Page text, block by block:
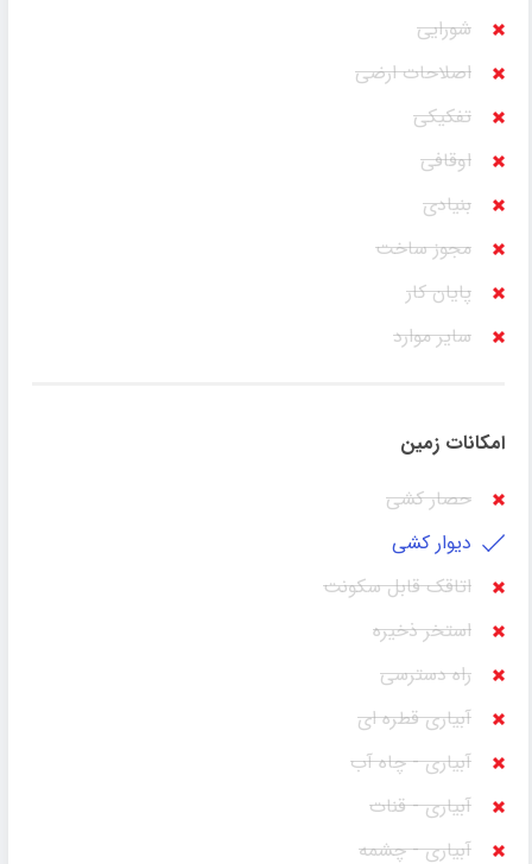
شورایی
اصلاحات ارضی
تفکیکی
اوقافی
بنیادی
مجوز ساخت
پایان کار
سایر موارد
امکانات زمین
حصار کشی
دیوار کشی
اتاقک قابل سکونت
استخر ذخیره
راه دسترسی
آبیاری قطره ای
آبیاری - چاه آب
آبیاری - قنات
آبیاری - چشمه